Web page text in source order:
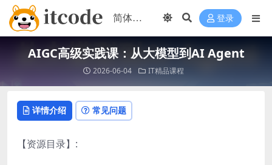
登录
AIGC高级实践课：从大模型到AI Agent
2026-06-04 IT精品课程
详情介绍 常见问题
【资源目录】: